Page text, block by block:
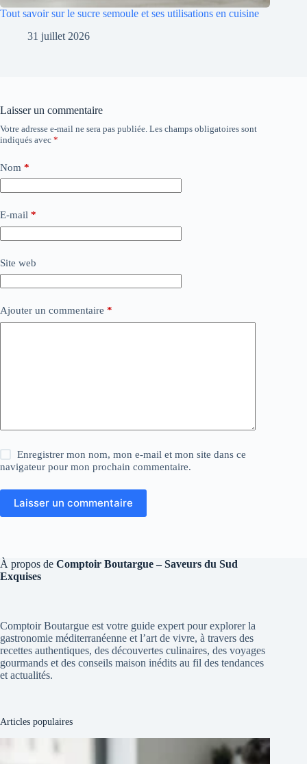
Tout savoir sur le sucre semoule et ses utilisations en cuisine
31 juillet 2026
Laisser un commentaire
Votre adresse e-mail ne sera pas publiée. Les champs obligatoires sont
indiqués avec *
Nom *
E-mail *
Site web
Ajouter un commentaire *
Enregistrer mon nom, mon e-mail et mon site dans ce
navigateur pour mon prochain commentaire.
Laisser un commentaire
À propos de Comptoir Boutargue – Saveurs du Sud
Exquises
Comptoir Boutargue est votre guide expert pour explorer la
gastronomie méditerranéenne et l’art de vivre, à travers des
recettes authentiques, des découvertes culinaires, des voyages
gourmands et des conseils maison inédits au fil des tendances
et actualités.
Articles populaires